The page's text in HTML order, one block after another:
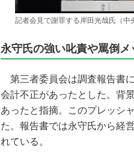
記者会見で謝罪する岸田光哉氏（
永守氏の強い叱責や罵倒メ
第三者委員会は調査報告書
会計不正があったとした。背
あったと指摘。このプレッシ
た。報告書では永守氏から経
れている。